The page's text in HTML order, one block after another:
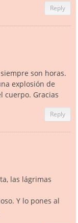
Reply
siempre son horas.
explosión de
cuerpo. Gracias
Reply
las lágrimas
Y lo pones al